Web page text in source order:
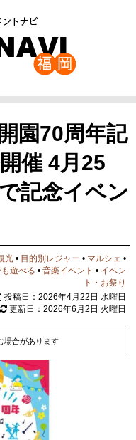
園70周年記
催 4月25
記念イベン
光 • 目的別レジャー • マルシェ •
遊べる •音楽イベント • イベン
ト・お祭り
投稿日：2026年4月22日 水曜日
更新日：2026年6月2日 火曜日
場合があります